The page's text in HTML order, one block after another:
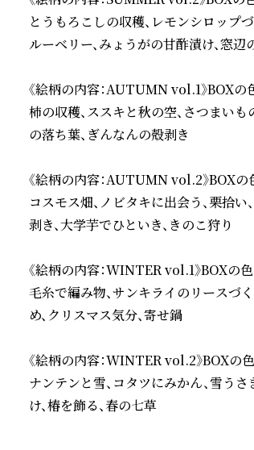
とうもろこしの収穫、レモンシロップ
ルーベリー、みょうがの甘酢漬け、窓辺
《絵柄の内容：AUTUMN vol.1》BOXの
柿の収穫、ススキと秋の空、さつまいも
の落ち葉、ぎんなんの殻剥き
《絵柄の内容：AUTUMN vol.2》BOXの
コスモス畑、ノビタキに出会う、栗拾
剥き、大学芋でひといき、きのこ狩り
《絵柄の内容：WINTER vol.1》BOXの
毛糸で編み物、サンキライのリースづ
め、クリスマス気分、寄せ鍋
《絵柄の内容：WINTER vol.2》BOXの
ナンテンと雪、コタツにみかん、雪う
け、椿を飾る、春の七草